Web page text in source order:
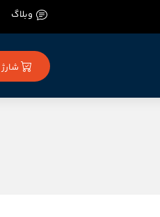
وبلاگ
شارژ سرویس